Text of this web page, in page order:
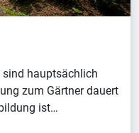
sind hauptsächlich
zum Gärtner dauert
ist…